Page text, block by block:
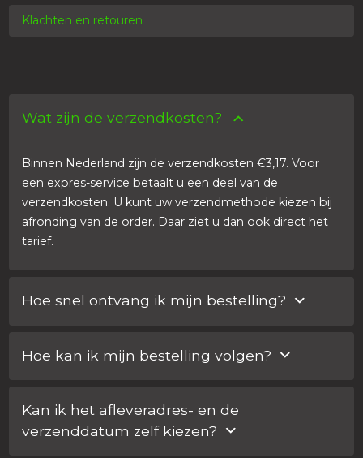
Klachten en retouren
Wat zijn de verzendkosten?
Binnen Nederland zijn de verzendkosten €3,17. Voor
een expres-service betaalt u een deel van de
verzendkosten. U kunt uw verzendmethode kiezen bij
afronding van de order. Daar ziet u dan ook direct het
tarief.
Hoe snel ontvang ik mijn bestelling?
U kunt uw verzendmethode kiezen bij afronding van de
order. Voor een expres-service betaalt u een deel van
‘Vandaag voor 14: 00 uur besteld, is morgen in huis.’
Hoe kan ik mijn bestelling volgen?
U ontvangt voor elke bestelling een e-mail met een
pakket volgen. Ook via Mijn Car Lock > Bestelhistorie
Kan ik het afleveradres- en de
verzenddatum zelf kiezen?